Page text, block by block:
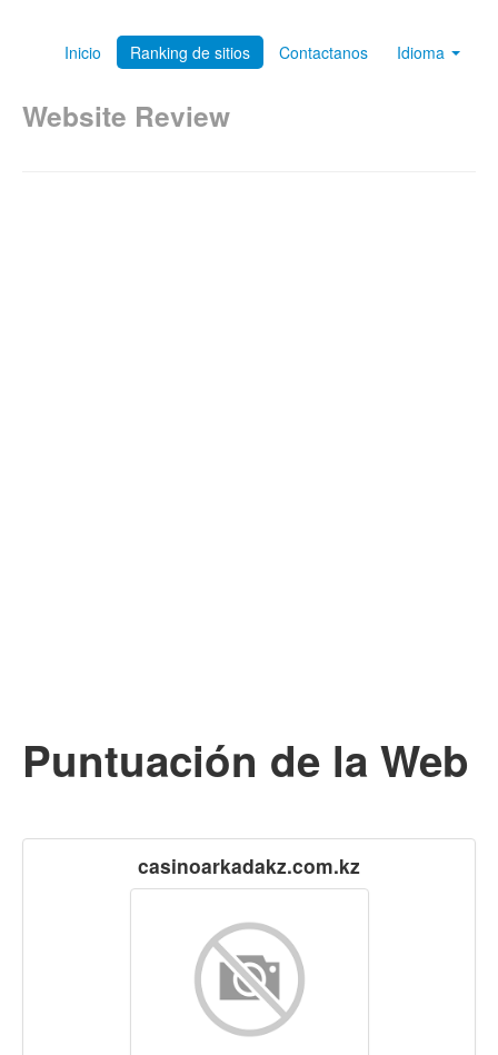
Inicio Ranking de sitios Contactanos Idioma
Website Review
Puntuación de la Web
casinoarkadakz.com.kz